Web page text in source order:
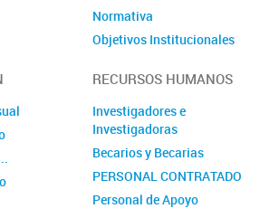
Normativa
Objetivos Institucionales
Comisión CIPREC IPATEC
Comisión CICUAL IPATEC
Comisión Seguridad y Salud
en el trabajo
Comisión de Comunicación
IPATEC
RECURSOS HUMANOS
Investigadores e
Investigadoras
Becarios y Becarias
PERSONAL CONTRATADO
Personal de Apoyo